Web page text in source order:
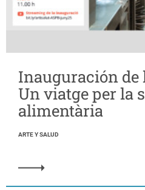
Inauguración de
Un viatge per la
alimentària
ARTE Y SALUD